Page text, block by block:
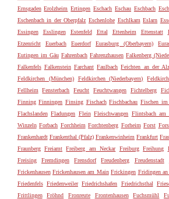
Ernsgaden Erolzheim Ertingen Eschach Eschau Eschbach
Eschenbach in der Oberpfalz Eschenlohe Eschlkam Eslarn
Essingen
Esslingen Estenfeld Ettal Ettenheim Ettenstatt
Etzenricht
Euerbach Euerdorf Eurasburg (Oberbayern)
Eutingen im Gäu Fahrenbach Fahrenzhausen Falkenberg
Falkenfels Falkenstein Farchant Faulbach Feichten an der Alz
Feldkirchen (München)
Feldkirchen (Niederbayern)
Fellheim
Fensterbach Feucht Feuchtwangen Fichtelberg
Finning Finningen Finsing Fischach Fischbachau Fischen
Flachslanden Fladungen Flein Fleischwangen Flintsbach am
Winzeln Forbach Forchheim Forchtenberg Forheim Forst
Frankenhardt Frankenthal (Pfalz) Frankenwinheim Frankfurt
Fraunberg Freiamt Freiberg am Neckar Freiburg Freihung
Freising
Fremdingen Frensdorf Freudenberg Freudenstadt
Frickenhausen Frickenhausen am Main Frickingen Fridingen an
Friedenfels Friedenweiler Friedrichshafen Friedrichsthal
Frittlingen
Fröhnd Fronreute Frontenhausen Fuchsmühl